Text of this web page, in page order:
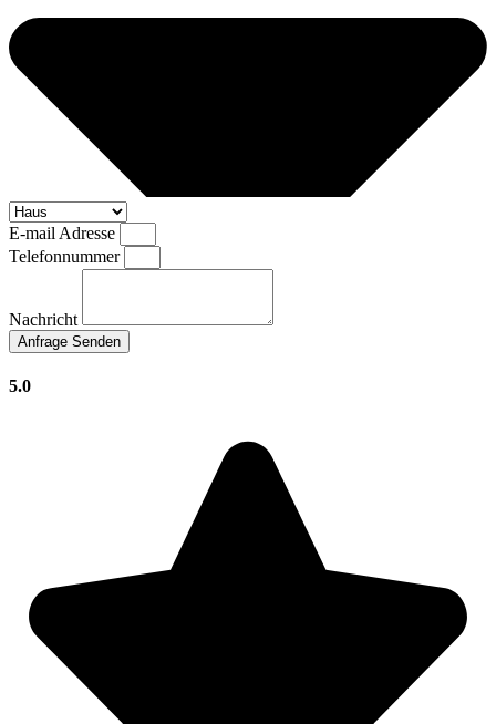
E-mail Adresse
Telefonnummer
Nachricht
Anfrage Senden
5.0